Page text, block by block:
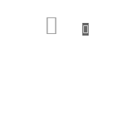
KOSÁR